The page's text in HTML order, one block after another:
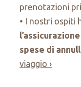
prenotazioni
I nostri ospiti
spese di
viaggio ›